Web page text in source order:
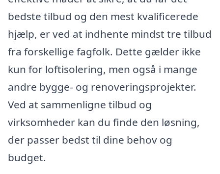
bedste tilbud og den mest kvalificerede
hjælp, er ved at indhente mindst tre tilbud
fra forskellige fagfolk. Dette gælder ikke
kun for loftisolering, men også i mange
andre bygge- og renoveringsprojekter.
Ved at sammenligne tilbud og
virksomheder kan du finde den løsning,
der passer bedst til dine behov og
budget.